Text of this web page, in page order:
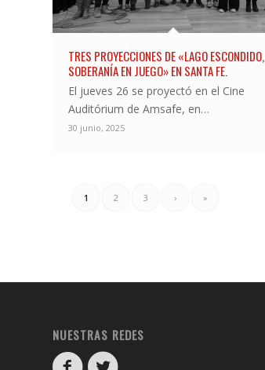
TRES PROYECCIONES DE «LAGO ESCONDIDO,
SOBERANÍA EN JUEGO» EN SANTA FE.
El jueves 26 se proyectó en el Cine
Auditórium de Amsafe, en…
30 junio, 2025
1 2 3 › »
NUESTRAS REDES